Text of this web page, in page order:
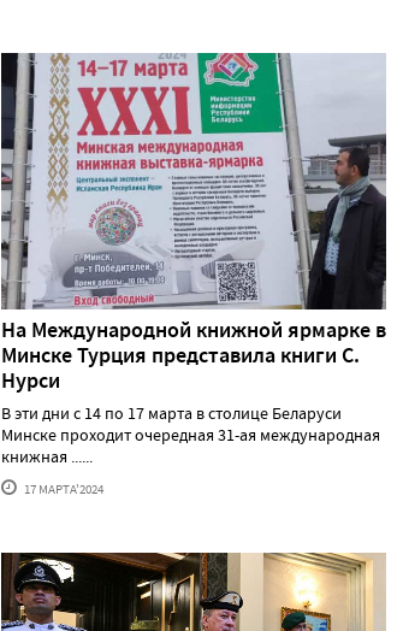
На Международной книжной ярмарке в
Минске Турция представила книги С.
Нурси
В эти дни с 14 по 17 марта в столице Беларуси
Минске проходит очередная 31-ая международная
книжная ......
17 МАРТА'2024